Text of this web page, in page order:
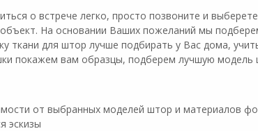
о встрече легко, просто позвоните и
На основании Ваших пожеланий мы
ткани для штор лучше подбирать у Вас дома,
покажем вам образцы, подберем лучшую
от выбранных моделей штор и материалов
эскизы